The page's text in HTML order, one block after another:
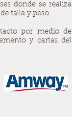
donde se realiza
talla y peso.
por medio de
y cartas del